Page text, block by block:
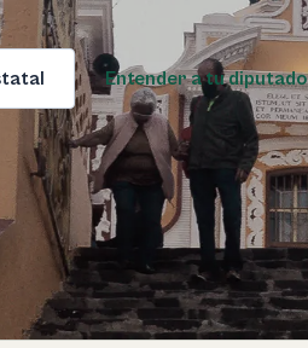
Entender a tu diputado